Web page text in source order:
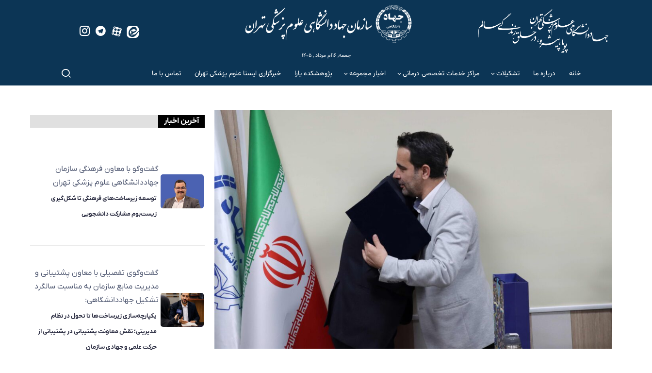
جمعه, ۱۶ام مرداد , ۱۴۰۵
خانه درباره ما تشکیلات مراکز خدمات تخصصی درمانی اخبار مجموعه پژوهشکده یارا خبرگزاری ایسنا علوم پزشکی تهران تماس با ما
آخرین اخبار
گفت‌وگو با معاون فرهنگی سازمان
جهاددانشگاهی علوم پزشکی تهران
توسعه زیرساخت‌های فرهنگی تا شکل‌گیری
زیست‌بوم مشارکت دانشجویی
گفت‌وگوی تفصیلی با معاون پشتیبانی و
مدیریت منابع سازمان به مناسبت سالگرد
تشکیل جهاددانشگاهی:
یکپارچه‌سازی زیرساخت‌ها تا تحول در نظام
مدیریتی؛ نقش معاونت پشتیبانی در پشتیبانی از
حرکت علمی و جهادی سازمان